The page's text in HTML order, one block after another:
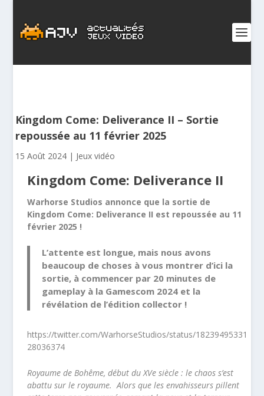
Kingdom Come: Deliverance II – Sortie
repoussée au 11 février 2025
15 Août 2024 | Jeux vidéo
Kingdom Come: Deliverance II
Warhorse Studios annonce que la sortie de
Kingdom Come: Deliverance II est repoussée au 11
février 2025 !
L’attente est longue, mais nous avons
beaucoup de choses à vous montrer d’ici la
sortie, à commencer par 20 minutes de
gameplay à la Gamescom 2024 et la
révélation de l’édition collector !
https://twitter.com/WarhorseStudios/status/18239495331
28036374
Royaume de Bohême, début du XVe siècle : le chaos s’est
abattu sur le royaume. Alors que les envahisseurs pillent